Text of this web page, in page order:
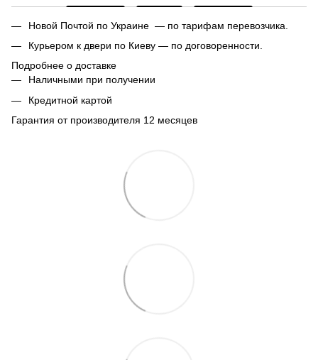
Новой Почтой по Украине — по тарифам перевозчика.
Курьером к двери по Киеву — по договоренности.
Подробнее о доставке
Наличными при получении
Кредитной картой
Гарантия от производителя 12 месяцев